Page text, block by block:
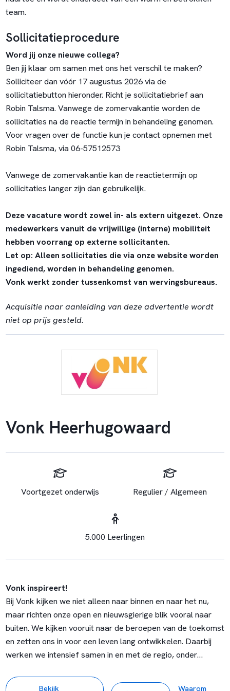
team.
Sollicitatieprocedure
Word jij onze nieuwe collega?
Ben jij klaar om samen met ons het verschil te maken?
Solliciteer dan vóór 17 augustus 2026 via de
sollicitatiebutton hieronder. Richt je sollicitatiebrief aan
Robin Talsma. Vanwege de zomervakantie worden de
sollicitaties na de reactie termijn in behandeling genomen.
Voor vragen over de functie kun je contact opnemen met
Robin Talsma, via 06-57512573
Vanwege de zomervakantie kan de reactietermijn op
sollicitaties langer zijn dan gebruikelijk.
Deze vacature wordt zowel in- als extern uitgezet. Onze
medewerkers vanuit de vrijwillige (interne) mobiliteit
hebben voorrang op externe sollicitanten.
Let op: Alleen sollicitaties die via onze website worden
ingediend, worden in behandeling genomen.
Vonk werkt zonder tussenkomst van wervingsbureaus.
Acquisitie naar aanleiding van deze advertentie wordt
niet op prijs gesteld.
Vonk Heerhugowaard
Voortgezet onderwijs Regulier / Algemeen
5.000 Leerlingen
Vonk inspireert!
Bij Vonk kijken we niet alleen naar binnen en naar het nu,
maar richten onze open en nieuwsgierige blik vooral naar
buiten. We kijken vooruit naar de beroepen van de toekomst
en zetten ons in voor een leven lang ontwikkelen. Daarbij
werken we intensief samen in en met de regio, onder
als regionaal en provinciaal. Vonk staat voor breed,
Bekijk
Waarom